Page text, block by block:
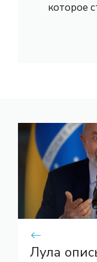
которое
Лула